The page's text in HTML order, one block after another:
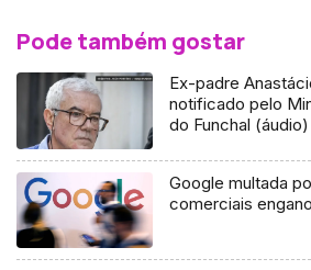
Pode também gostar
Ex-padre
notificado pelo
do Funchal (áudio)
Google multada
comerciais